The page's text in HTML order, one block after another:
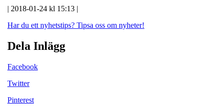
| 2018-01-24 kl 15:13 |
Har du ett nyhetstips? Tipsa oss om nyheter!
Dela Inlägg
Facebook
Twitter
Pinterest